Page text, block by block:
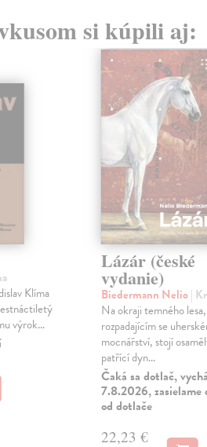
si kúpili aj:
Klíma
výrok...
Lázár (české
vydanie)
Biedermann Nelio|
Na okraji temného
rozpadajícím se
mocnářství, stojí
patřící dyn...
Čaká sa dotlač,
7.8.2026, zasielame
od dotlače
22,23 €